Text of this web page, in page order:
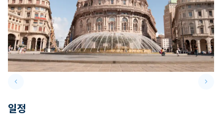
keyboard_arrow_leftPrevious slide keyboard_arrow_right
일정